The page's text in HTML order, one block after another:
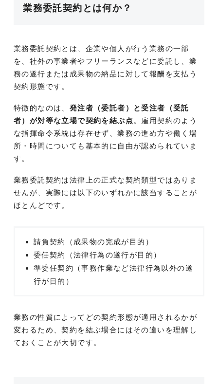
業務委託契約とは何か？
業務委託契約とは、企業や個人が行う業務の一部
を、社外の事業者やフリーランスなどに委託し、業
務の遂行または成果物の納品に対して報酬を支払う
契約形態です。
特徴的なのは、 発注者（委託者）と受注者（受託
者）が対等な立場で契約を結ぶ点。雇用契約のよう
な指揮命令系統は存在せず、業務の進め方や働く場
所・時間についても基本的に自由が認められていま
す。
業務委託契約は法律上の正式な契約類型ではありま
せんが、実際には以下のいずれかに該当することが
ほとんどです。
請負契約（成果物の完成が目的）
委任契約（法律行為の遂行が目的）
準委任契約（事務作業など法律行為以外の遂
行が目的）
業務の性質によってどの契約形態が適用されるかが
変わるため、契約を結ぶ場合にはその違いを理解し
ておくことが大切です。